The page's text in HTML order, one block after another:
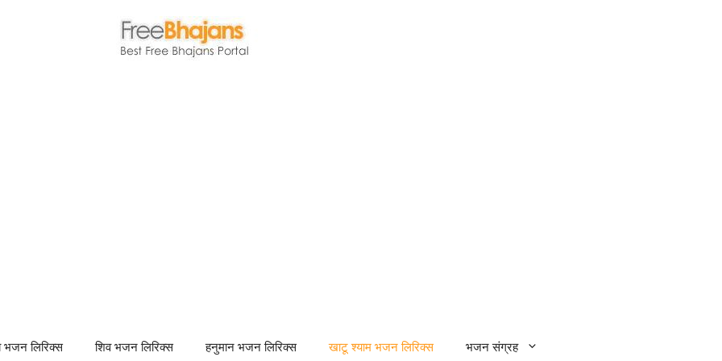
भजन लिरिक्स शिव भजन लिरिक्स हनुमान भजन लिरिक्स खाटू श्याम भजन लिरिक्स भजन संग्रह